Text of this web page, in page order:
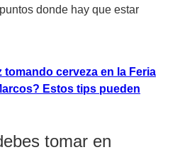
donde hay que estar
tomando cerveza en la Feria
Estos tips pueden
tomar en